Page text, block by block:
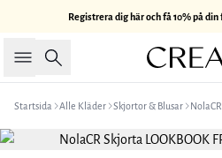
Registrera dig här och få 10% på
Sök
Startsida Alle Kläder Skjortor & Blusar